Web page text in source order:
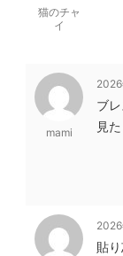
猫のチャ
イ
mami
ブ
見
貼